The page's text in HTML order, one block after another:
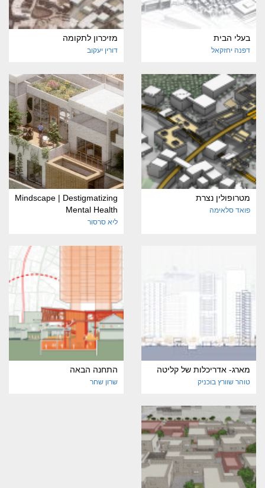
בעלי הבית
דפנה יחזקאל
מזיכרון לתקומה
דורין יעקוב
מטרופולין נצרת
פואד סלאימה
Mindscape | Destigmatizing
Mental Health
ליא סרסור
מארג- אדריכלות של קליטה
טוהר שוורץ בוכניק
התחנה הבאה
שרון שחר